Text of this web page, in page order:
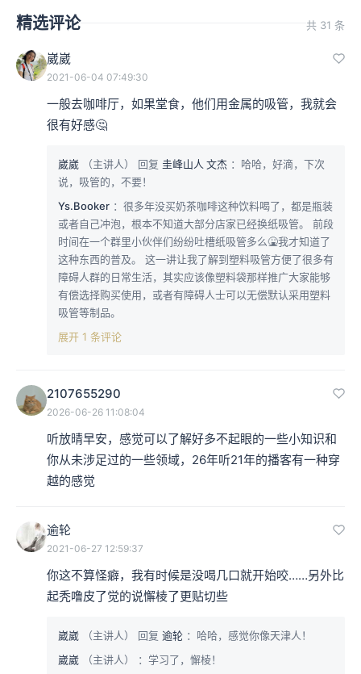
精选评论 共 31 条
崴崴
2021-06-04 07:49:30
一般去咖啡厅，如果堂食，他们用金属的吸管，我就会
很有好感🤔
崴崴 （主讲人） 回复 圭峰山人 文杰 ：哈哈，好滴，下次
说，吸管的，不要！
Ys.Booker ：很多年没买奶茶咖啡这种饮料喝了，都是瓶装
或者自己冲泡，根本不知道大部分店家已经换纸吸管。 前段
时间在一个群里小伙伴们纷纷吐槽纸吸管多么🤮我才知道了
这种东西的普及。 这一讲让我了解到塑料吸管方便了很多有
障碍人群的日常生活，其实应该像塑料袋那样推广大家能够
有偿选择购买使用，或者有障碍人士可以无偿默认采用塑料
吸管等制品。
展开 1 条评论
2107655290
2026-06-26 11:08:04
听放晴早安，感觉可以了解好多不起眼的一些小知识和
你从未涉足过的一些领域，26年听21年的播客有一种穿
越的感觉
逾轮
2021-06-27 12:59:37
你这不算怪癖，我有时候是没喝几口就开始咬……另外比
起秃噜皮了觉的说懈棱了更贴切些
崴崴 （主讲人） 回复 逾轮 ：哈哈，感觉你像天津人！
崴崴
（主讲人） ：学习了，懈棱！